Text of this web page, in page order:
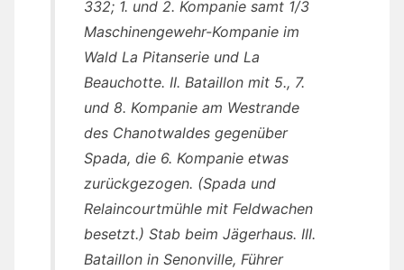
332; 1. und 2. Kompanie samt 1/3
Maschinengewehr-Kompanie im
Wald La Pitanserie und La
Beauchotte. II. Bataillon mit 5., 7.
und 8. Kompanie am Westrande
des Chanotwaldes gegenüber
Spada, die 6. Kompanie etwas
zurückgezogen. (Spada und
Relaincourtmühle mit Feldwachen
besetzt.) Stab beim Jägerhaus. III.
Bataillon in Senonville, Führer